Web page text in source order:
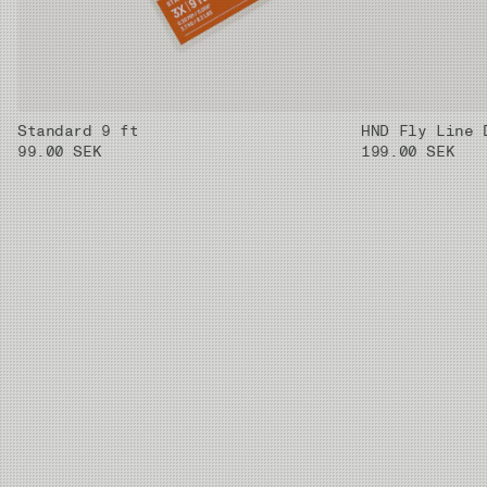
Standard 9 ft
99.00 SEK
HND Fly Line
199.00 SEK